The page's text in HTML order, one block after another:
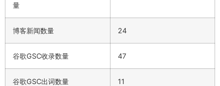
量
博客新闻数量 24
谷歌GSC收录数量 47
谷歌GSC出词数量 11